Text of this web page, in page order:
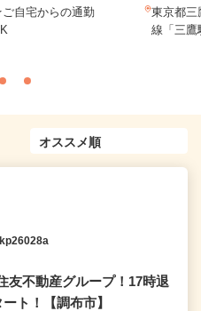
自宅からの通勤
東京都三
線「三鷹
友不動産グループ！17時退
ト！【調布市】